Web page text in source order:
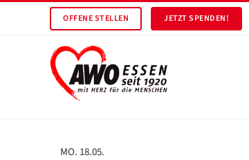
OFFENE STELLEN JETZT SPENDEN!
MO. 18.05.